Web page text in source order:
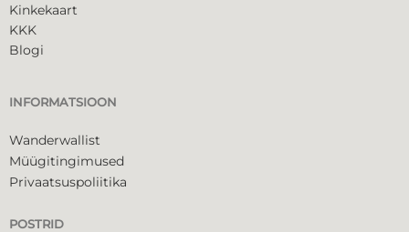
Kinkekaart
KKK
Blogi
INFORMATSIOON
Wanderwallist
Müügitingimused
Privaatsuspoliitika
POSTRID